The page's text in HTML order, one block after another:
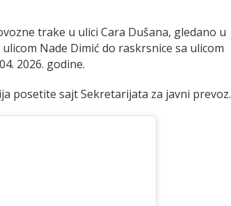
trake u ulici Cara Dušana, gledano u
Nade Dimić do raskrsnice sa ulicom
2026. godine.
posetite sajt Sekretarijata za javni prevoz.